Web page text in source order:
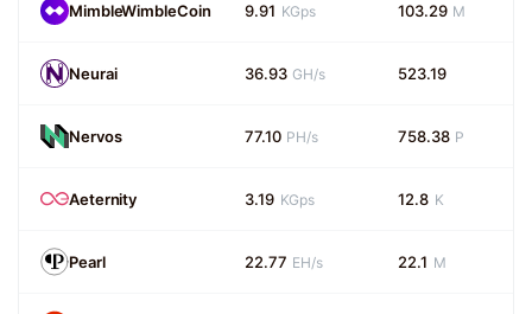
MimbleWimbleCoin 9.91 KGps 103.29 M
Neurai 36.93 GH/s 523.19
Nervos 77.10 PH/s 758.38 P
Aeternity 3.19 KGps 12.8 K
Pearl 22.77 EH/s 22.1 M